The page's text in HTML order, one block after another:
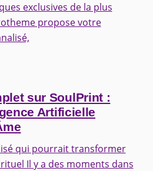
exclusives de la plus
propose votre
sur SoulPrint :
Artificielle
qui pourrait transformer
Il y a des moments dans